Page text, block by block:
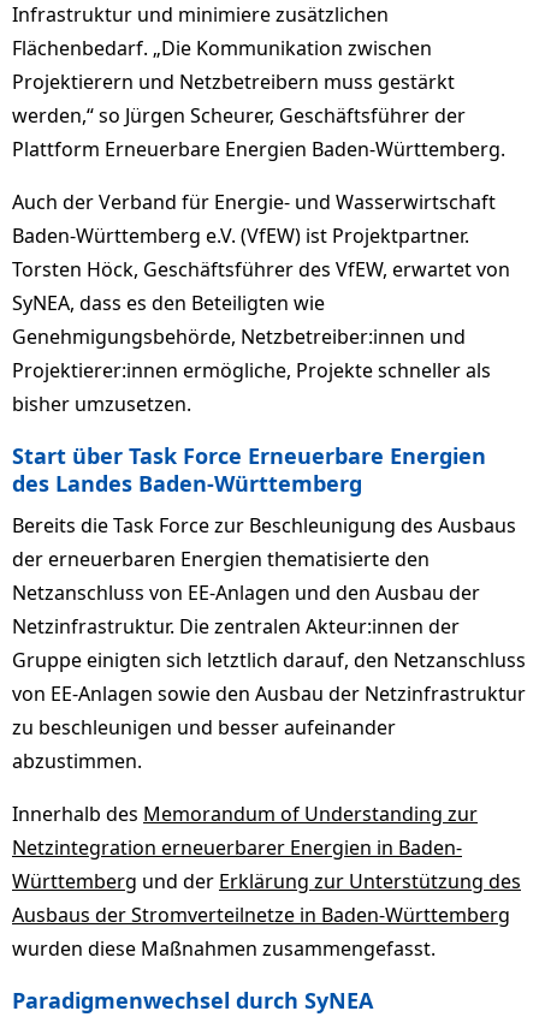
Infrastruktur und minimiere zusätzlichen
Flächenbedarf. „Die Kommunikation zwischen
Projektierern und Netzbetreibern muss gestärkt
werden,“ so Jürgen Scheurer, Geschäftsführer der
Plattform Erneuerbare Energien Baden-Württemberg.
Auch der Verband für Energie- und Wasserwirtschaft
Baden-Württemberg e.V. (VfEW) ist Projektpartner.
Torsten Höck, Geschäftsführer des VfEW, erwartet von
SyNEA, dass es den Beteiligten wie
Genehmigungsbehörde, Netzbetreiber:innen und
Projektierer:innen ermögliche, Projekte schneller als
bisher umzusetzen.
Start über Task Force Erneuerbare Energien
des Landes Baden-Württemberg
Bereits die Task Force zur Beschleunigung des Ausbaus
der erneuerbaren Energien thematisierte den
Netzanschluss von EE-Anlagen und den Ausbau der
Netzinfrastruktur. Die zentralen Akteur:innen der
Gruppe einigten sich letztlich darauf, den Netzanschluss
von EE-Anlagen sowie den Ausbau der Netzinfrastruktur
zu beschleunigen und besser aufeinander
abzustimmen.
Innerhalb des Memorandum of Understanding zur
Netzintegration erneuerbarer Energien in Baden-
Württemberg und der Erklärung zur Unterstützung des
Ausbaus der Stromverteilnetze in Baden-Württemberg
wurden diese Maßnahmen zusammengefasst.
Paradigmenwechsel durch SyNEA